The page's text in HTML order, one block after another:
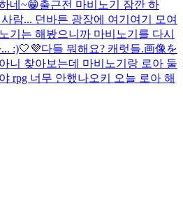
네~😁출근전 마비노기 잠깐 하
람... 던바튼 광장에 여기여기 모여
기는 해봤으니까 마비노기를 다시
:)🤍💜다들 뭐해요? 캐럿들.画像を
아니 찾아보는데 마비노기랑 로아 둘
rpg 너무 안했나오키 오늘 로아 해